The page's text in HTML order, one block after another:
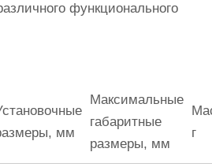
функционального
мм
Максимальные
габаритные
размеры, мм
г